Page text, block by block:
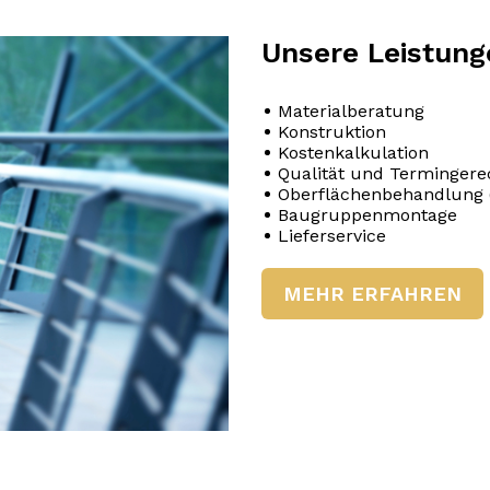
Unsere
Materialberatung
Konstruktion
Kostenkalkulation
Qualität und
Baugruppenmontage
Lieferservice
MEHR ERFAHREN